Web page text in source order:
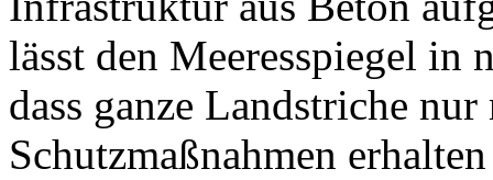
lässt den Meeresspiegel in
dass ganze Landstriche
Schutzmaßnahmen